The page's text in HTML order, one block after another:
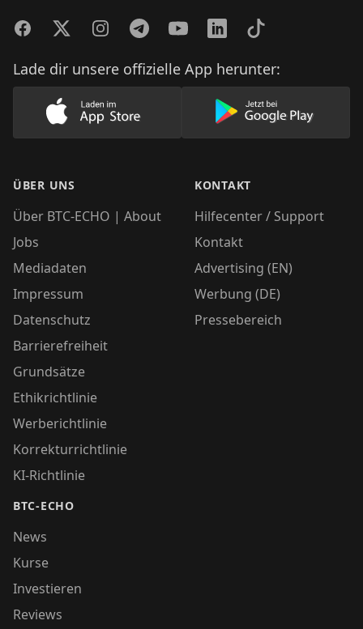
FacebookTwitterInstagramTelegramYouTubeLinkedInTikTok
Lade dir unsere offizielle App herunter:
Lade unsere App im AppStore herunter
Lade unsere
ÜBER UNS
Über BTC-ECHO | About
Jobs
Mediadaten
Impressum
Datenschutz
Barrierefreiheit
Grundsätze
Ethikrichtlinie
Werberichtlinie
Korrekturrichtlinie
KI-Richtlinie
BTC-ECHO
News
Kurse
Investieren
Reviews
KONTAKT
Hilfecenter / Support
Kontakt
Advertising (EN)
Werbung (DE)
Pressebereich